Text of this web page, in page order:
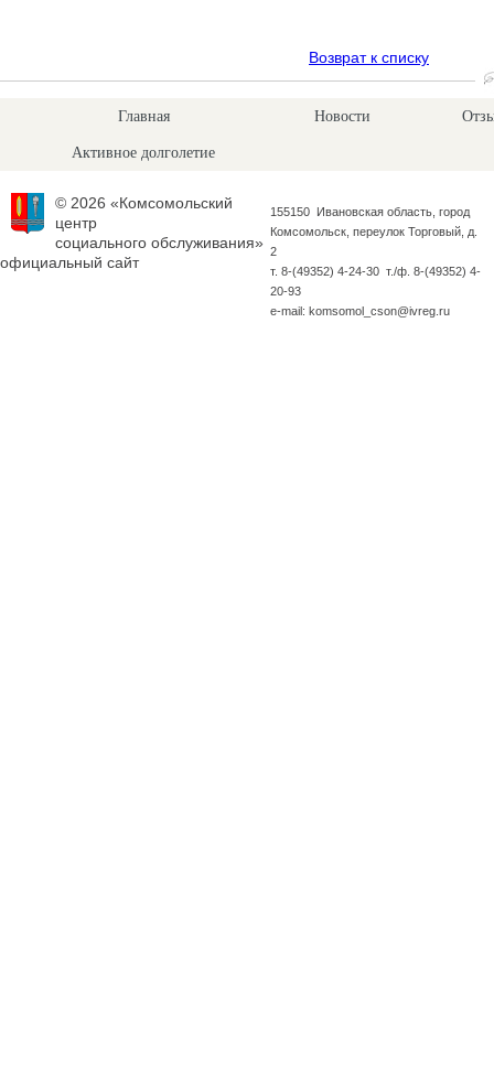
Возврат к списку
Главная Новости
Активное долголетие
© 2026 «Комсомольский
центр
социального обслуживания»
официальный сайт
155150 Ивановская область, город
Комсомольск, переулок Торговый, д.
2
т. 8-(49352) 4-24-30 т./ф. 8-(49352) 4-
20-93
e-mail: komsomol_cson@ivreg.ru